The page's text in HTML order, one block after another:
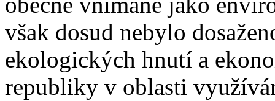
však dosud nebylo
ekologických hnutí a
republiky v oblasti